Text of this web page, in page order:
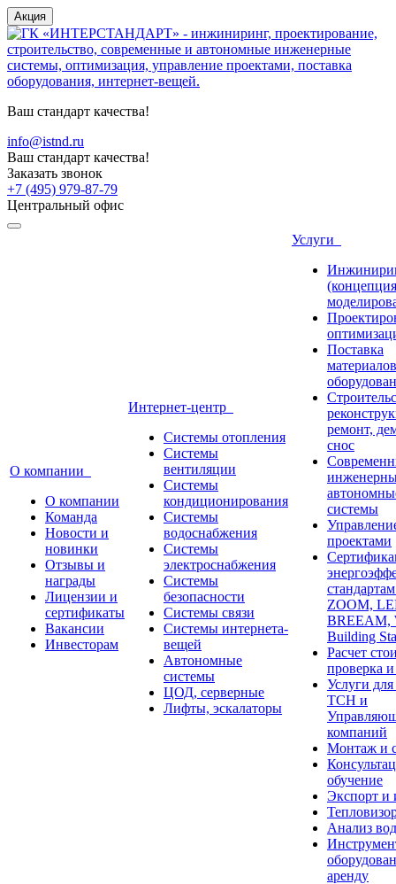
Акция
Ваш стандарт качества!
info@istnd.ru
Ваш стандарт качества!
Заказать звонок
+7 (495) 979-87-79
Центральный офис
О компании
О компании
Команда
Новости и
новинки
Отзывы и
награды
Лицензии и
сертификаты
Вакансии
Инвесторам
Интернет-центр
Системы отопления
Системы
вентиляции
Системы
кондиционирования
Системы
водоснабжения
Системы
электроснабжения
Системы
безопасности
Системы связи
Системы интернета-
вещей
Автономные
системы
ЦОД, серверные
Лифты, эскалаторы
Услуги
Поставка
ремонт,
снос
системы
проектами
ZOOM,
BREEAM,
Building
Расчет
проверка
Услуги
ТСН и
компаний
Монтаж и
обучение
Экспорт и
Анализ
аренду